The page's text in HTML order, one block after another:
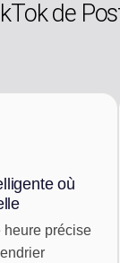
de
où
heure précise